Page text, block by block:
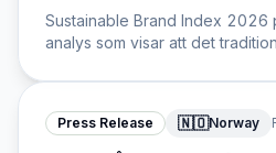
Sustainable Brand Index
analys som visar att det
marknadslogik.
Press Release 🇳🇴Norway